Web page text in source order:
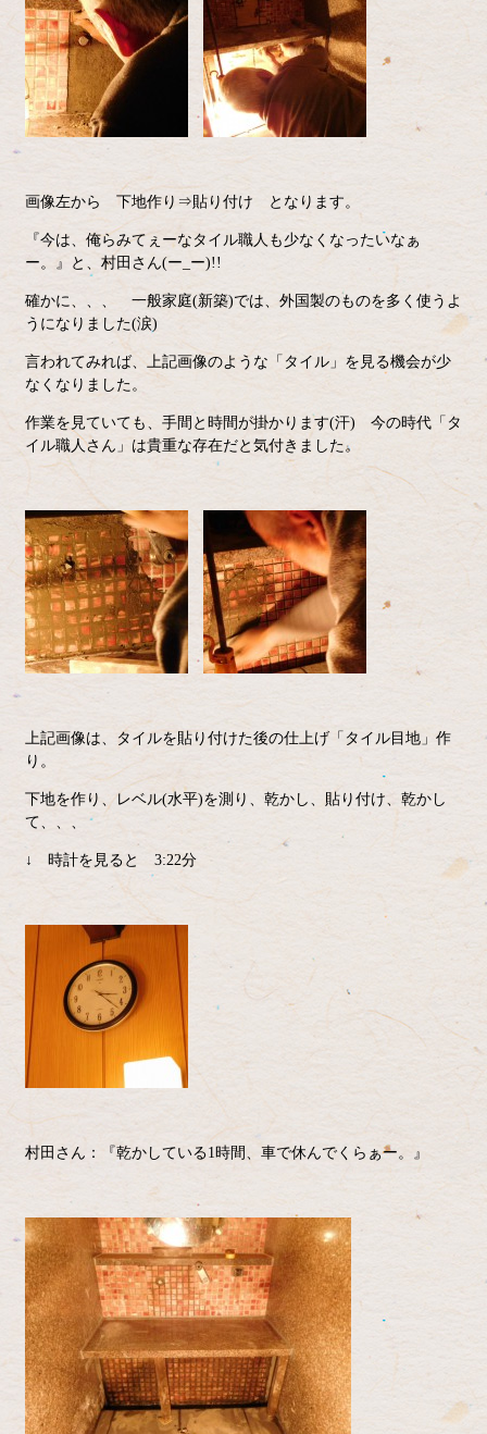
画像左から 下地作り⇒貼り付け となります。
『今は、俺らみてぇーなタイル職人も少なくなったいなぁ
ー。』と、村田さん(ー_ー)!!
確かに、、、 一般家庭(新築)では、外国製のものを多く使うよ
うになりました(涙)
言われてみれば、上記画像のような「タイル」を見る機会が少
なくなりました。
作業を見ていても、手間と時間が掛かります(汗) 今の時代「タ
イル職人さん」は貴重な存在だと気付きました。
上記画像は、タイルを貼り付けた後の仕上げ「タイル目地」作
り。
下地を作り、レベル(水平)を測り、乾かし、貼り付け、乾かし
て、、、
↓ 時計を見ると 3:22分
村田さん：『乾かしている1時間、車で休んでくらぁー。』